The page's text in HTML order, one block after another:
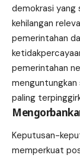
demokrasi yang
kehilangan
pemerintahan
pemerintahan
paling
Keputusan-
memperkuat